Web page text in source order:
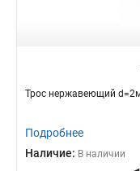
Трос нержавеющий
Подробнее
Наличие: В наличии